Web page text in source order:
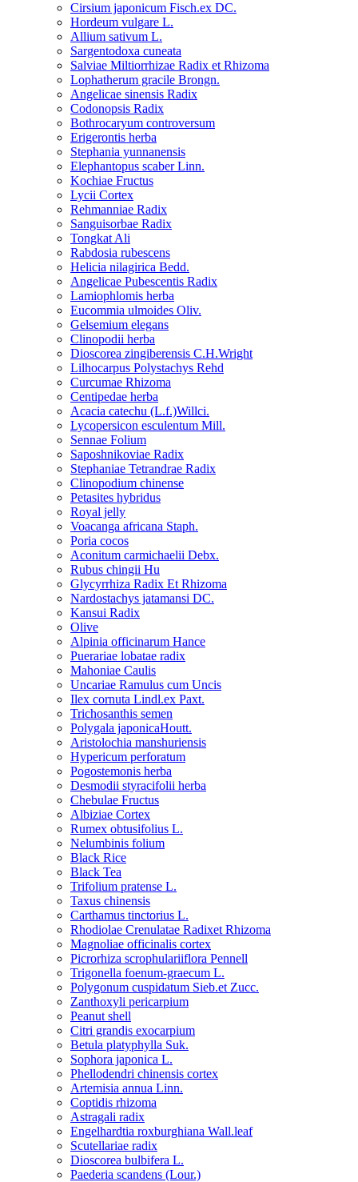
Cirsium japonicum Fisch.ex DC.
Hordeum vulgare L.
Allium sativum L.
Sargentodoxa cuneata
Salviae Miltiorrhizae Radix et Rhizoma
Lophatherum gracile Brongn.
Angelicae sinensis Radix
Codonopsis Radix
Bothrocaryum controversum
Erigerontis herba
Stephania yunnanensis
Elephantopus scaber Linn.
Kochiae Fructus
Lycii Cortex
Rehmanniae Radix
Sanguisorbae Radix
Tongkat Ali
Rabdosia rubescens
Helicia nilagirica Bedd.
Angelicae Pubescentis Radix
Lamiophlomis herba
Eucommia ulmoides Oliv.
Gelsemium elegans
Clinopodii herba
Dioscorea zingiberensis C.H.Wright
Lilhocarpus Polystachys Rehd
Curcumae Rhizoma
Centipedae herba
Acacia catechu (L.f.)Willci.
Lycopersicon esculentum Mill.
Sennae Folium
Saposhnikoviae Radix
Stephaniae Tetrandrae Radix
Clinopodium chinense
Petasites hybridus
Royal jelly
Voacanga africana Staph.
Poria cocos
Aconitum carmichaelii Debx.
Rubus chingii Hu
Glycyrrhiza Radix Et Rhizoma
Nardostachys jatamansi DC.
Kansui Radix
Olive
Alpinia officinarum Hance
Puerariae lobatae radix
Mahoniae Caulis
Uncariae Ramulus cum Uncis
Ilex cornuta Lindl.ex Paxt.
Trichosanthis semen
Polygala japonicaHoutt.
Aristolochia manshuriensis
Hypericum perforatum
Pogostemonis herba
Desmodii styracifolii herba
Chebulae Fructus
Albiziae Cortex
Rumex obtusifolius L.
Nelumbinis folium
Black Rice
Black Tea
Trifolium pratense L.
Taxus chinensis
Carthamus tinctorius L.
Rhodiolae Crenulatae Radixet Rhizoma
Magnoliae officinalis cortex
Picrorhiza scrophulariiflora Pennell
Trigonella foenum-graecum L.
Polygonum cuspidatum Sieb.et Zucc.
Zanthoxyli pericarpium
Peanut shell
Citri grandis exocarpium
Betula platyphylla Suk.
Sophora japonica L.
Phellodendri chinensis cortex
Artemisia annua Linn.
Coptidis rhizoma
Astragali radix
Engelhardtia roxburghiana Wall.leaf
Scutellariae radix
Dioscorea bulbifera L.
Paederia scandens (Lour.)